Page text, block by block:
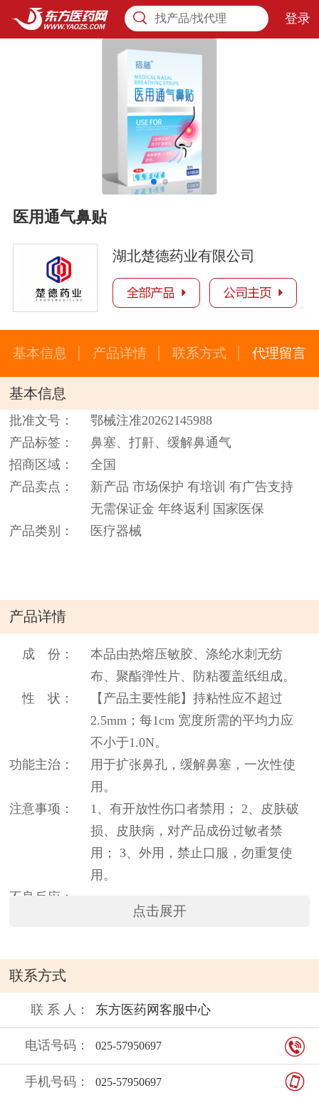
找产品/找代理 登录
医用通气鼻贴
湖北楚德药业有限公司
基本信息 产品详情 联系方式 代理留言
基本信息
批准文号：
鄂械注准20262145988
产品标签：
鼻塞、打鼾、缓解鼻通气
招商区域：
全国
产品卖点：
新产品 市场保护 有培训 有广告支持
无需保证金 年终返利 国家医保
产品类别：
医疗器械
产品详情
成 份：
本品由热熔压敏胶、涤纶水刺无纺
布、聚酯弹性片、防粘覆盖纸组成。
性 状：
【产品主要性能】持粘性应不超过
2.5mm；每1cm 宽度所需的平均力应
不小于1.0N。
功能主治：
用于扩张鼻孔，缓解鼻塞，一次性使
用。
注意事项：
1、有开放性伤口者禁用； 2、皮肤破
损、皮肤病，对产品成份过敏者禁
用； 3、外用，禁止口服，勿重复使
用。
不良反应：
密封、防晒、防潮、置室内干燥处。
保质期：
24个月
点击展开
联系方式
联 系 人： 东方医药网客服中心
电话号码： 025-57950697
手机号码： 025-57950697